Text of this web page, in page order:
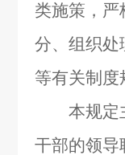
类施策，严
分、组织处
等有关制度
本规定主
干部的领导